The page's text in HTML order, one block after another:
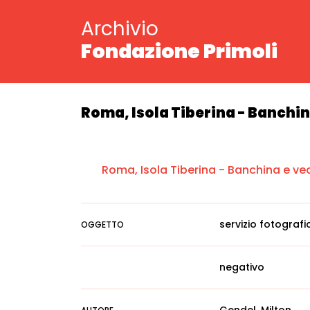
Archivio
Fondazione Primoli
Roma, Isola Tiberina -
Roma, Isola Tiberina - Banchina e
OGGETTO servizio
negativo